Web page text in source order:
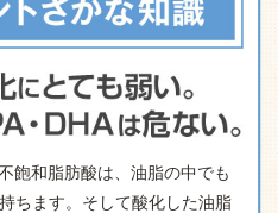
飽和脂肪酸は、油脂の中でも
ちます。そして酸化した油脂